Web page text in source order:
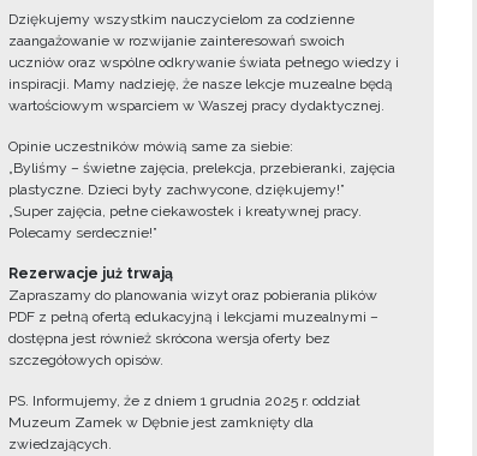
Dziękujemy wszystkim nauczycielom za codzienne
zaangażowanie w rozwijanie zainteresowań swoich
uczniów oraz wspólne odkrywanie świata pełnego wiedzy i
inspiracji. Mamy nadzieję, że nasze lekcje muzealne będą
wartościowym wsparciem w Waszej pracy dydaktycznej.
Opinie uczestników mówią same za siebie:
„Byliśmy – świetne zajęcia, prelekcja, przebieranki, zajęcia
plastyczne. Dzieci były zachwycone, dziękujemy!”
„Super zajęcia, pełne ciekawostek i kreatywnej pracy.
Polecamy serdecznie!”
Rezerwacje już trwają
Zapraszamy do planowania wizyt oraz pobierania plików
PDF z pełną ofertą edukacyjną i lekcjami muzealnymi –
dostępna jest również skrócona wersja oferty bez
szczegółowych opisów.
PS. Informujemy, że z dniem 1 grudnia 2025 r. oddział
Muzeum Zamek w Dębnie jest zamknięty dla
zwiedzających.